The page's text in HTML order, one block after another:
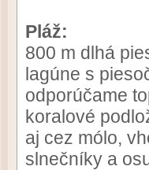
Pláž:
800 m dlhá
lagúne s
odporúčame
koralové
aj cez mólo,
slnečníky a